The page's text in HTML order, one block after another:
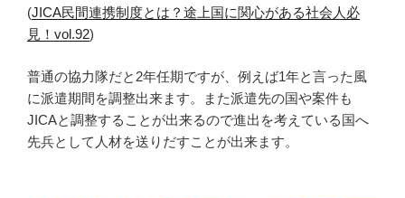
(JICA民間連携制度とは？途上国に関心がある社会人必
見！vol.92)
普通の協力隊だと2年任期ですが、例えば1年と言った風
に派遣期間を調整出来ます。また派遣先の国や案件も
JICAと調整することが出来るので進出を考えている国へ
先兵として人材を送りだすことが出来ます。